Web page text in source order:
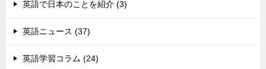
英語で日本のことを紹介 (3)
英語ニュース (37)
英語学習コラム (24)